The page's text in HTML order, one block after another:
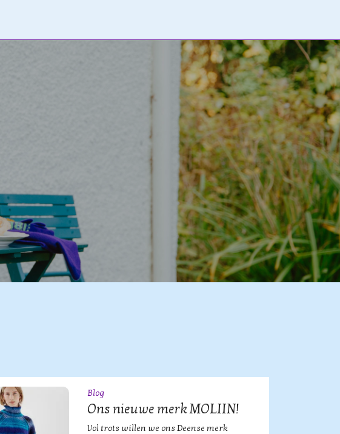
Blog
Ons nieuwe merk MOLIIN!
Vol trots willen we ons Deense merk